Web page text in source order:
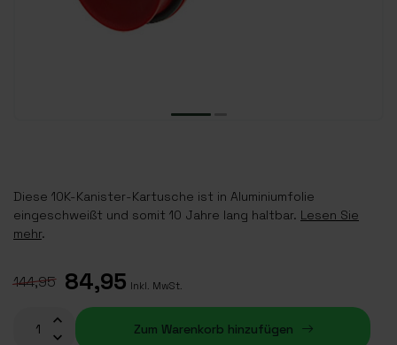
Diese 10K-Kanister-Kartusche ist in Aluminiumfolie
eingeschweißt und somit 10 Jahre lang haltbar. Lesen Sie
mehr.
144,95 84,95 Inkl. MwSt.
Zum Warenkorb hinzufügen